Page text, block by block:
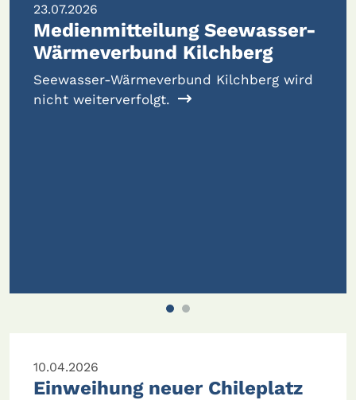
wird
Klares Ja zu neuem
Feuerwehrdepot und
Mit 164 Stimmberechtigten war die
Gemeindeversammlung vom 24.
10.04.2026
Einweihung neuer Chileplatz